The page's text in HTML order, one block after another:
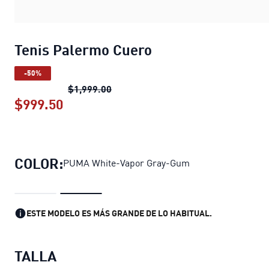
Tenis Palermo Cuero
-50%
$1,999.00Tenis Palermo Cuero
$999.50
COLOR:PUMA White-Vapor Gray-Gum
ESTE MODELO ES MÁS GRANDE DE LO HABITUAL.
TALLA